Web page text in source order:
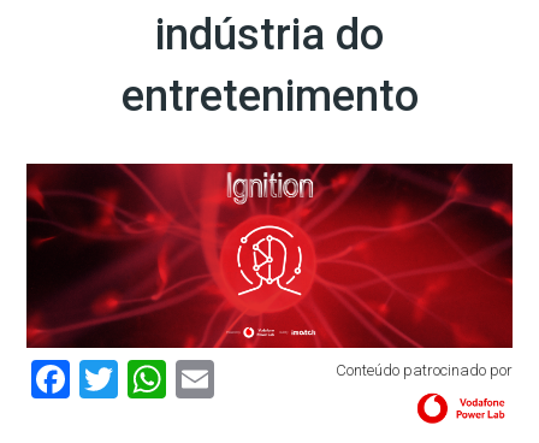
indústria do
entretenimento
Facebook
TwitterWhatsAppConteúdo patrocinado por